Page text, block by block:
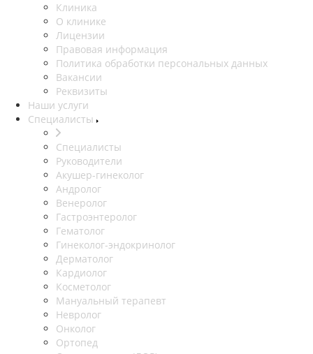
Клиника
О клинике
Лицензии
Правовая информация
Политика обработки персональных данных
Вакансии
Реквизиты
Наши услуги
Специалисты
Специалисты
Руководители
Акушер-гинеколог
Андролог
Венеролог
Гастроэнтеролог
Гематолог
Гинеколог-эндокринолог
Дерматолог
Кардиолог
Косметолог
Мануальный терапевт
Невролог
Онколог
Ортопед